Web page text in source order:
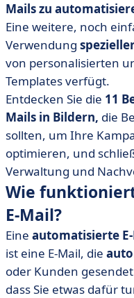
Mails zu
Eine weitere, noch
Verwendung
von personalisierten
Templates verfügt.
Entdecken Sie die 11
Mails in Bildern, die
sollten, um Ihre
optimieren, und
Verwaltung und
Wie
E-Mail?
Eine automatisierte
ist eine E-Mail, die
oder Kunden
dass Sie etwas dafür